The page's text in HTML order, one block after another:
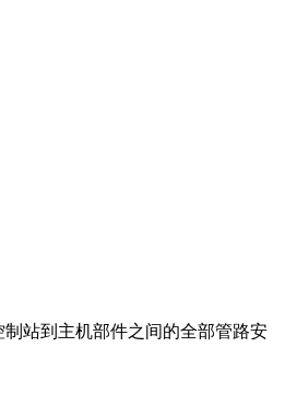
站到主机部件之间的全部管路安